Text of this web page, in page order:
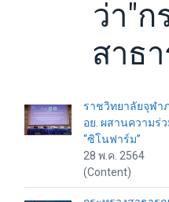
ว่า"ก
สาธ
ราชวิทยาลัยจุฬา
อย. ผสานความร่
“ซิโนฟาร์ม”
28 พ.ค. 2564
(Content)